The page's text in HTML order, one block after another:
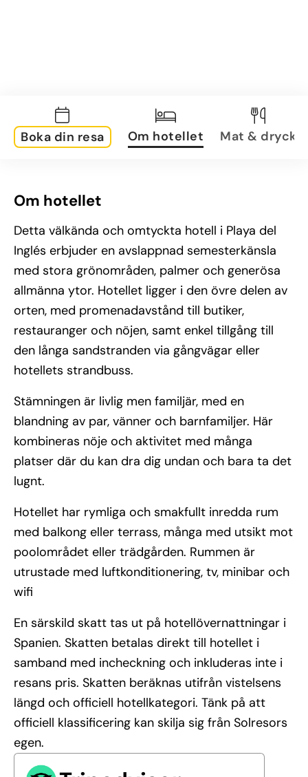
Boka din resa Om hotellet Mat & dryck
Om hotellet
Detta välkända och omtyckta hotell i Playa del
Inglés erbjuder en avslappnad semesterkänsla
med stora grönområden, palmer och generösa
allmänna ytor. Hotellet ligger i den övre delen av
orten, med promenadavstånd till butiker,
restauranger och nöjen, samt enkel tillgång till
den långa sandstranden via gångvägar eller
hotellets strandbuss.
Stämningen är livlig men familjär, med en
blandning av par, vänner och barnfamiljer. Här
kombineras nöje och aktivitet med många
platser där du kan dra dig undan och bara ta det
lugnt.
Hotellet har rymliga och smakfullt inredda rum
med balkong eller terrass, många med utsikt mot
poolområdet eller trädgården. Rummen är
utrustade med luftkonditionering, tv, minibar och
wifi
En särskild skatt tas ut på hotellövernattningar i
Spanien. Skatten betalas direkt till hotellet i
samband med incheckning och inkluderas inte i
resans pris. Skatten beräknas utifrån vistelsens
längd och officiell hotellkategori. Tänk på att
officiell klassificering kan skilja sig från Solresors
egen.